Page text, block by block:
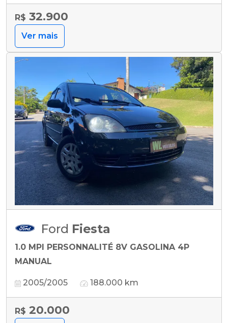
R$ 32.900
Ver mais
Ford Fiesta
1.0 MPI PERSONNALITÉ 8V GASOLINA 4P
MANUAL
2005/2005 188.000 km
R$ 20.000